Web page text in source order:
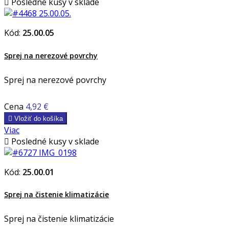
Kód: 25.00.05
Sprej na nerezové povrchy
Sprej na nerezové povrchy
Cena 4,92 €
 Vložiť do košíka
Viac
 Posledné kusy v sklade
Kód: 25.00.01
Sprej na čistenie klimatizácie
Sprej na čistenie klimatizácie